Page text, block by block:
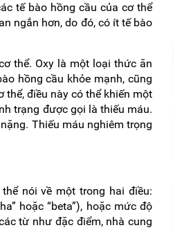
tế bào hồng cầu của cơ thể
ngắn hơn, do đó, có ít tế bào
thể. Oxy là một loại thức ăn
hồng cầu khỏe mạnh, cũng
thể, điều này có thể khiến một
trạng được gọi là thiếu máu.
Thiếu máu nghiêm trọng
nói về một trong hai điều:
hoặc “beta”), hoặc mức độ
từ như đặc điểm, nhà cung